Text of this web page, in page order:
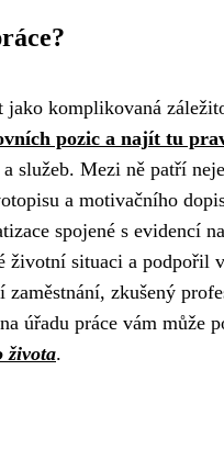
jako komplikovaná
pozic a najít tu
služeb. Mezi ně patří
a motivačního
spojené s evidencí
situaci a podpořil
zkušený
úřadu práce vám může
života.